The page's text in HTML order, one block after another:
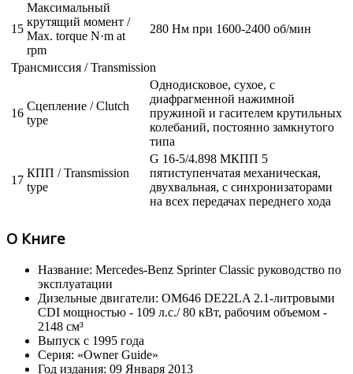
15
Максимальный
крутящий момент /
Max. torque N·m at
rpm
280 Нм при 1600-2400 об/мин
Трансмиссия / Transmission
16
Сцепление / Clutch
type
Однодисковое, сухое, с
диафрагменной нажимной
пружиной и гасителем крутильных
колебаний, постоянно замкнутого
типа
17
КПП / Transmission
type
G 16-5/4.898 МКПП 5
пятиступенчатая механическая,
двухвальная, с синхронизаторами
на всех передачах переднего хода
О Книге
Название: Mercedes-Benz Sprinter Classic руководство по
эксплуатации
Дизельные двигатели: OM646 DE22LA 2.1-литровыми
CDI мощностью - 109 л.с./ 80 кВт, рабочим объемом -
2148 см³
Выпуск с 1995 года
Серия: «Owner Guide»
Год издания: 09 Января 2013